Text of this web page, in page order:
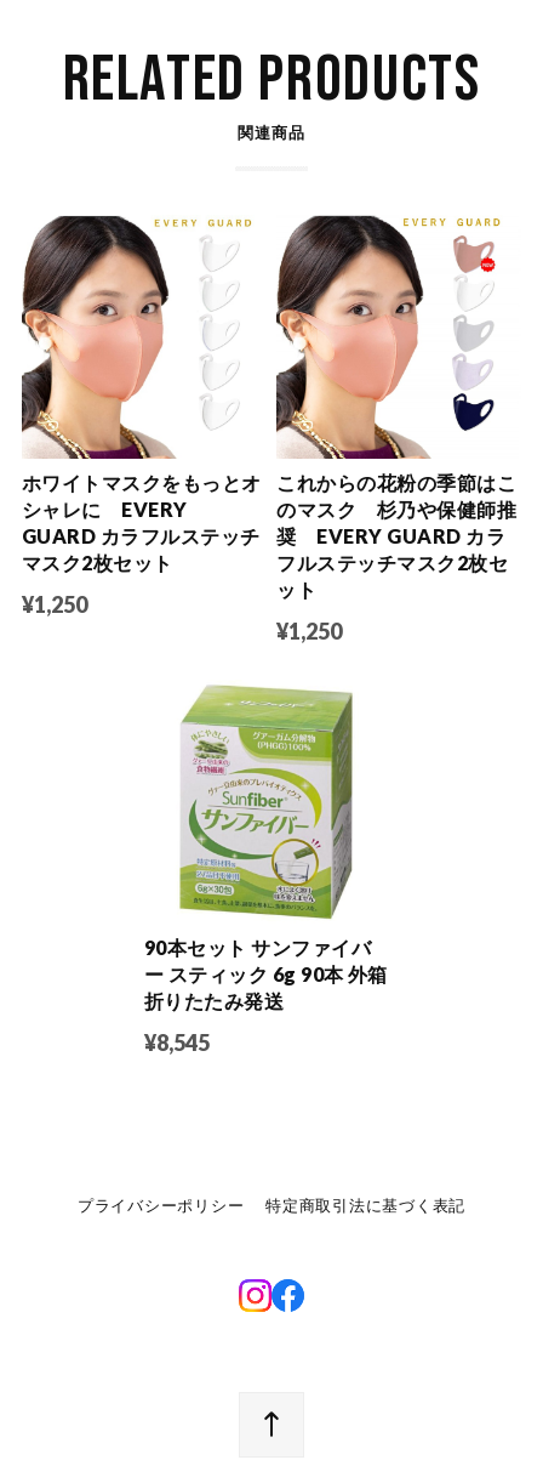
RELATED PRODUCTS
関連商品
ホワイトマスクをもっとオ
シャレに EVERY
GUARD カラフルステッチ
マスク2枚セット
¥1,250
これからの花粉の季節はこ
のマスク 杉乃や保健師推
奨 EVERY GUARD カラ
フルステッチマスク2枚セ
ット
¥1,250
90本セット サンファイバ
ー スティック 6g 90本 外箱
折りたたみ発送
¥8,545
プライバシーポリシー 特定商取引法に基づく表記